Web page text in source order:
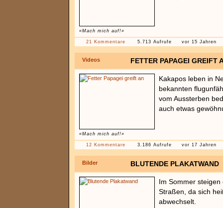
«Mach mich auf!»
21 Kommentare 5.713 Aufrufe vor 15 Jahren
Videos FETTER PAPAGEI GREIFT
«Mach mich auf!»
Kakapos leben in
bekannten
vom Aussterben
auch etwas
12 Kommentare 3.186 Aufrufe vor 17 Jahren
Bilder BLUTENDE PLAKATWAND
Im Sommer
Straßen, da sich
abwechselt.